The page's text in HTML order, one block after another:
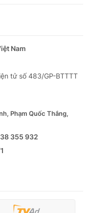
Nam
tử số 483/GP-BTTTT
Phạm Quốc Thắng,
355 932